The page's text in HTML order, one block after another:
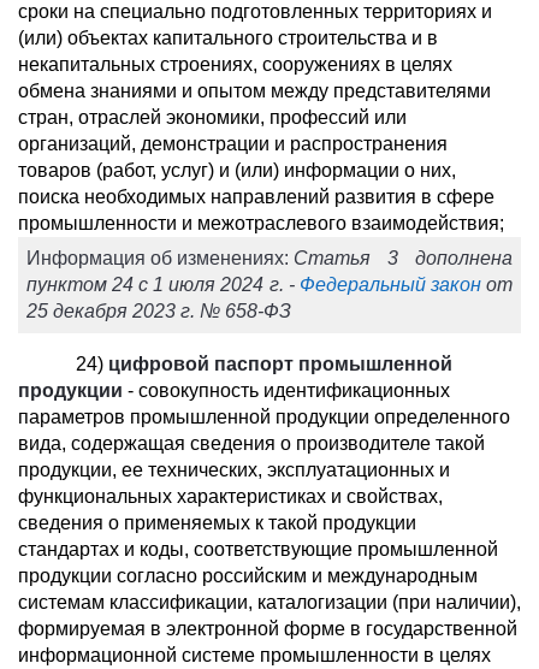
сроки на специально подготовленных территориях и
(или) объектах капитального строительства и в
некапитальных строениях, сооружениях в целях
обмена знаниями и опытом между представителями
стран, отраслей экономики, профессий или
организаций, демонстрации и распространения
товаров (работ, услуг) и (или) информации о них,
поиска необходимых направлений развития в сфере
промышленности и межотраслевого взаимодействия;
Информация об изменениях: Статья 3 дополнена
пунктом 24 с 1 июля 2024 г. - Федеральный закон от
25 декабря 2023 г. № 658-ФЗ
24) цифровой паспорт промышленной
продукции - совокупность идентификационных
параметров промышленной продукции определенного
вида, содержащая сведения о производителе такой
продукции, ее технических, эксплуатационных и
функциональных характеристиках и свойствах,
сведения о применяемых к такой продукции
стандартах и коды, соответствующие промышленной
продукции согласно российским и международным
системам классификации, каталогизации (при наличии),
формируемая в электронной форме в государственной
информационной системе промышленности в целях